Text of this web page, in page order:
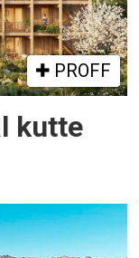
PROFF
kutte